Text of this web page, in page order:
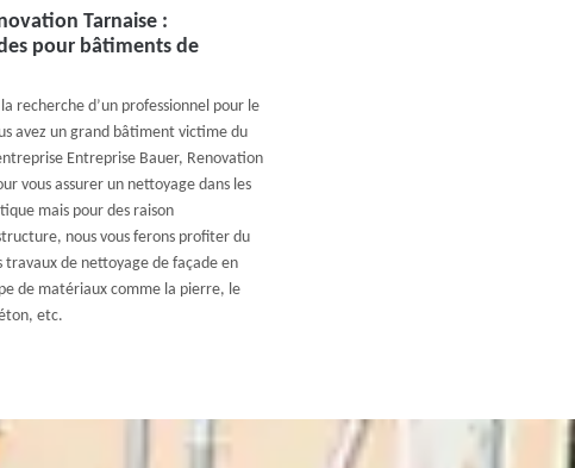
Tarnaise :
pour bâtiments de
recherche d’un professionnel pour le
avez un grand bâtiment victime du
Entreprise Bauer, Renovation
vous assurer un nettoyage dans les
mais pour des raison
nous vous ferons profiter du
travaux de nettoyage de façade en
de matériaux comme la pierre, le
etc.